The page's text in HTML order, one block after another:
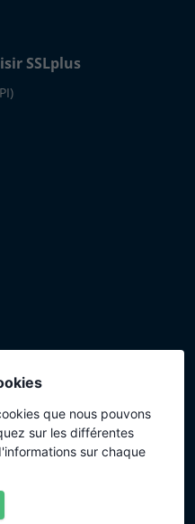
SSLplus
paiement
que nous pouvons
sur les différentes
sur chaque